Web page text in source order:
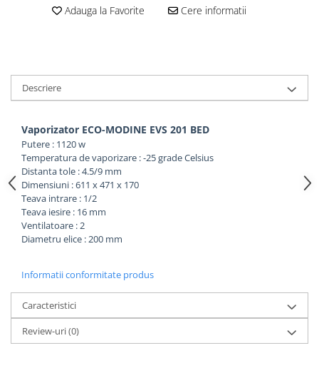
Adauga la Favorite Cere informatii
Descriere
Vaporizator ECO-MODINE EVS 201 BED
Putere : 1120 w
Temperatura de vaporizare : -25 grade Celsius
Distanta tole : 4.5/9 mm
Dimensiuni : 611 x 471 x 170
Teava intrare : 1/2
Teava iesire : 16 mm
Ventilatoare : 2
Diametru elice : 200 mm
Informatii conformitate produs
Caracteristici
Review-uri(0)